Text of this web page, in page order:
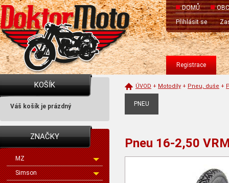
DOMŮ
Přihlásit se
Registrace
KOŠÍK
Váš košík je prázdný
ZNAČKY
MZ
Simson
ÚVOD + Motodíly + Pneu, duše +
PNEU
Pneu 16-2,50